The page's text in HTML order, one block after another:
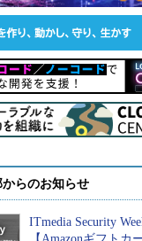
らのお知らせ
ITmedia Security